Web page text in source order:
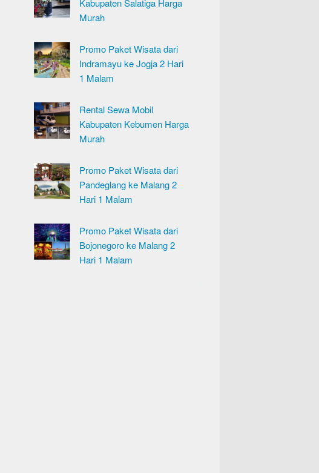
Kabupaten Salatiga Harga
Murah
Promo Paket Wisata dari
Indramayu ke Jogja 2 Hari
1 Malam
Rental Sewa Mobil
Kabupaten Kebumen Harga
Murah
Promo Paket Wisata dari
Pandeglang ke Malang 2
Hari 1 Malam
Promo Paket Wisata dari
Bojonegoro ke Malang 2
Hari 1 Malam